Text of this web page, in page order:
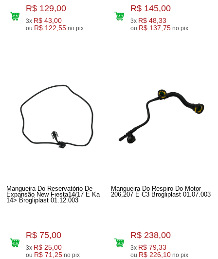
R$ 129,00
3x R$ 43,00
ou R$ 122,55 no pix
R$ 145,00
3x R$ 48,33
ou R$ 137,75 no pix
Mangueira Do Reservatório De
Expansão New Fiesta14/17 E Ka
14> Brogliplast 01.12.003
R$ 75,00
3x R$ 25,00
ou R$ 71,25 no pix
Mangueira Do Respiro Do Motor
206,207 E C3 Brogliplast 01.07.003
R$ 238,00
3x R$ 79,33
ou R$ 226,10 no pix